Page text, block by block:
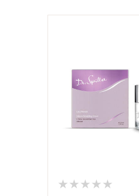
★
★ ★
★ ★
★ ★
★ ★
★